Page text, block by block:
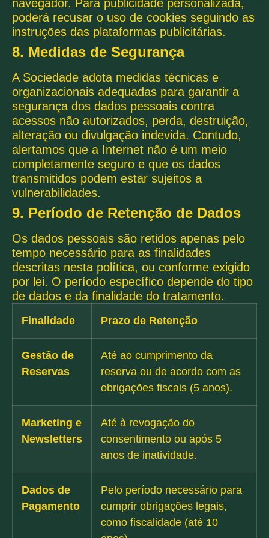
navegador. Para publicidade personalizada,
poderá recusar o uso de cookies seguindo as
instruções das plataformas publicitárias.
8. Medidas de Segurança
A Sociedade adota medidas técnicas e
organizacionais adequadas para garantir a
segurança dos dados pessoais contra
acessos não autorizados, perda, destruição,
alteração ou divulgação indevida. Contudo,
alertamos que a Internet não é um meio
completamente seguro e que os dados
transmitidos podem estar sujeitos a
vulnerabilidades.
9. Período de Retenção de Dados
Os dados pessoais são retidos apenas pelo
tempo necessário para as finalidades
descritas nesta política, ou conforme exigido
por lei. O período específico depende do tipo
de dados e da finalidade do tratamento.
Finalidade Prazo de Retenção
Gestão de
Reservas
Até ao cumprimento da
reserva ou de acordo com as
obrigações fiscais (5 anos).
Marketing e
Newsletters
Até à revogação do
consentimento ou após 5
anos de inatividade.
Dados de
Pagamento
Pelo período necessário para
cumprir obrigações legais,
como fiscalidade (até 10